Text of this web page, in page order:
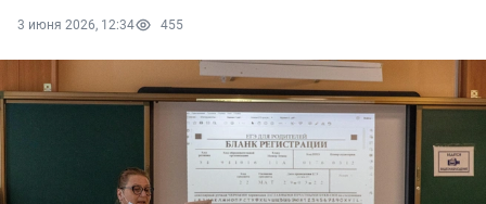
3 июня 2026, 12:34 455